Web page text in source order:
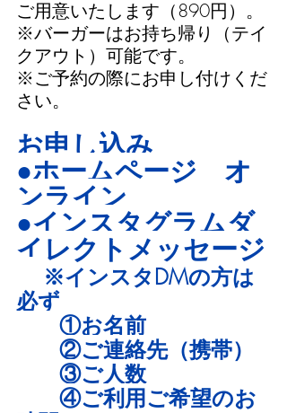
ご用意いたします（890円）。
※バーガーはお持ち帰り（テイ
クアウト）可能です。
※ご予約の際にお申し付けくだ
さい。
お申し込み
●ホームページ　オ
ンライン
●インスタグラムダ
イレクトメッセージ
※インスタDMの方は
必ず
①お名前
②ご連絡先（携帯）
③ご人数
④ご利用ご希望のお